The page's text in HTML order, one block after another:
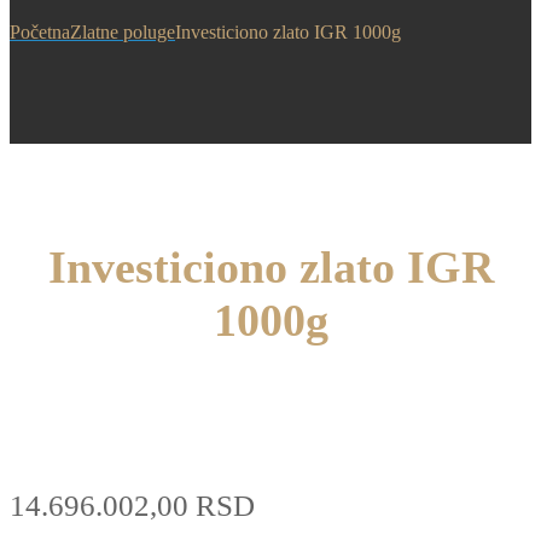
PočetnaZlatne polugeInvesticiono zlato IGR 1000g
Investiciono zlato IGR
1000g
14.696.002,00 RSD